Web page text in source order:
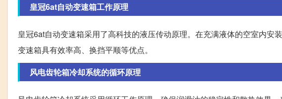
皇冠6at自动变速箱工作原理
皇冠6at自动变速箱采用了高科技的液压传动原理。在充满液体的空室内安
变速箱具有效率高、换挡平顺等优点。
风电齿轮箱冷却系统的循环原理